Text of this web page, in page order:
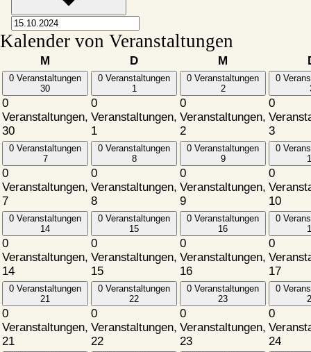
Kalender von Veranstaltungen
MMontag DDienstag MMittwoch
0 Veranstaltungen
30
0
Veranstaltungen,
30
0 Veranstaltungen
1
0
Veranstaltungen,
1
0 Veranstaltungen
2
0
Veranstaltungen,
2
0
0
3
0 Veranstaltungen
7
0
Veranstaltungen,
7
0 Veranstaltungen
8
0
Veranstaltungen,
8
0 Veranstaltungen
9
0
Veranstaltungen,
9
0
0
10
0 Veranstaltungen
14
0
Veranstaltungen,
14
0 Veranstaltungen
15
0
Veranstaltungen,
15
0 Veranstaltungen
16
0
Veranstaltungen,
16
0
0
17
0 Veranstaltungen
21
0
Veranstaltungen,
21
0 Veranstaltungen
22
0
Veranstaltungen,
22
0 Veranstaltungen
23
0
Veranstaltungen,
23
0
0
24